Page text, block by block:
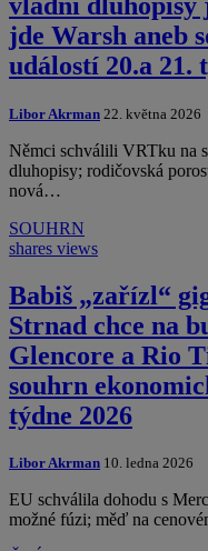
jde Warsh aneb
událostí 20.a 21.
Libor Akrman 22. května 2026
Němci schválili VRTku na
dluhopisy; rodičovská
nová…
SOUHRN
shares views
Babiš „zařízl“
Strnad chce na
Glencore a Rio
souhrn
týdne 2026
Libor Akrman 10. ledna 2026
EU schválila dohodu s
možné fúzi; měď na